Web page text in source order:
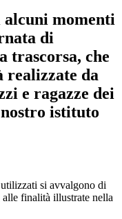
momenti
di
trascorsa, che
realizzate da
e ragazze dei
istituto
si avvalgono di
finalità illustrate nella